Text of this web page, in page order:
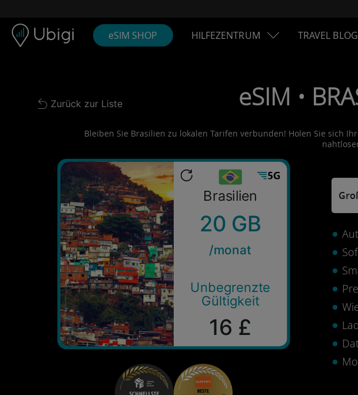
eSIM SHOP HILFEZENTRUM TRAVEL BLOG
Back to list
Zurück zur Liste eSIM •
Bleiben Sie Brasilien zu lokalen Tarifen verbunden! Holen Sie sich
Brasilien
20 GB
/monat
Unbegrenzte
Gültigkeit
16 £